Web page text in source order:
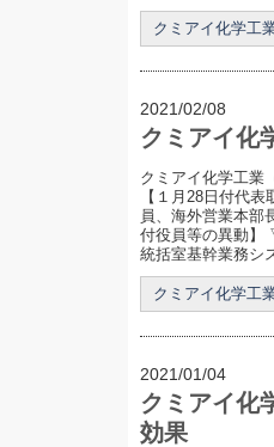
クミアイ化学工
2021/02/08
クミアイ化
クミアイ化学工業
【１月28日付代
員、海外営業本
付役員等の異動】
統括室基幹業務シ
クミアイ化学工
2021/01/04
クミアイ化
効果